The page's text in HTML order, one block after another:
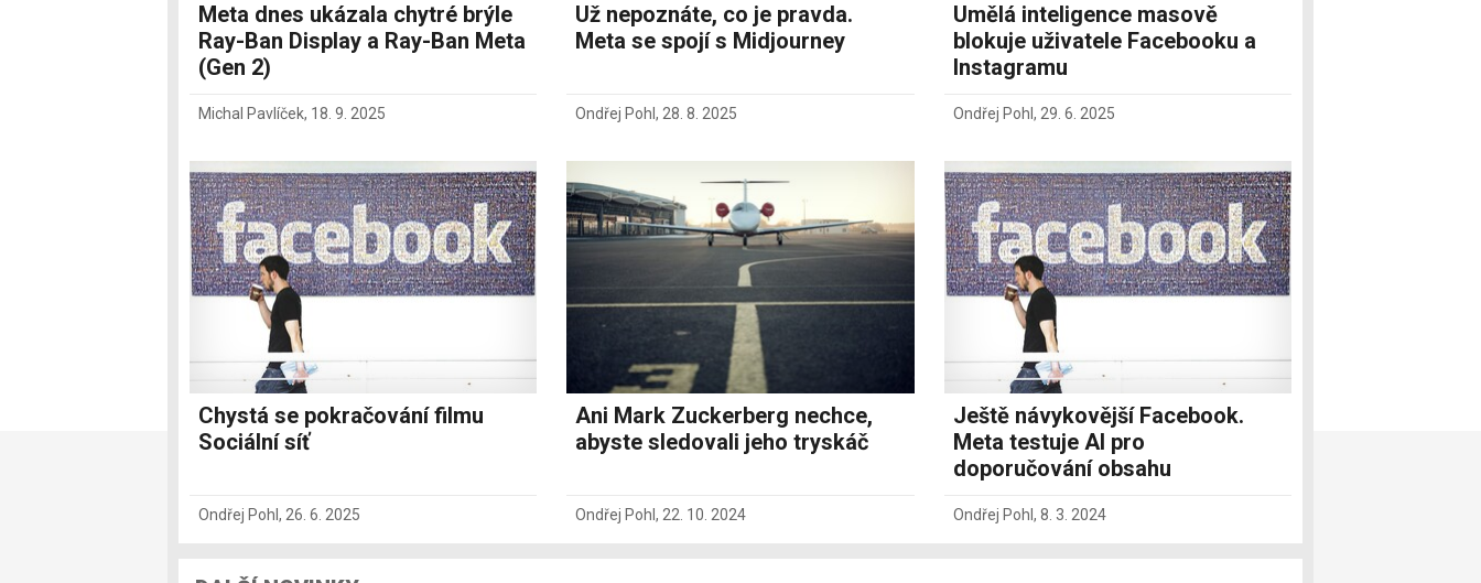
Meta dnes ukázala chytré brýle
Ray-Ban Display a Ray-Ban Meta
(Gen 2)
Michal Pavlíček, 18. 9. 2025
Už nepoznáte, co je pravda.
Meta se spojí s Midjourney
Ondřej Pohl,28. 8. 2025
Umělá inteligence masově
blokuje uživatele Facebooku a
Instagramu
Ondřej Pohl , 29. 6. 2025
Chystá se pokračování filmu
Sociální síť
Ondřej Pohl , 26. 6. 2025
Ani Mark Zuckerberg nechce,
abyste sledovali jeho tryskáč
Ondřej Pohl, 22. 10. 2024
Ještě návykovější Facebook.
Meta testuje AI pro
doporučování obsahu
Ondřej Pohl , 8. 3. 2024